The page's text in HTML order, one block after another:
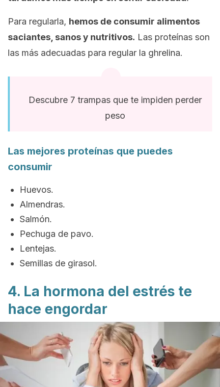
Para regularla, hemos de consumir alimentos
saciantes, sanos y nutritivos. Las proteínas son
las más adecuadas para regular la ghrelina.
Descubre 7 trampas que te impiden perder
peso
Las mejores proteínas que puedes
consumir
Huevos.
Almendras.
Salmón.
Pechuga de pavo.
Lentejas.
Semillas de girasol.
4. La hormona del estrés te
hace engordar